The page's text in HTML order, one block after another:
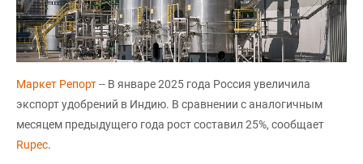
Маркет Репорт-- В январе 2025 года Россия увеличила
экспорт удобрений в Индию. В сравнении с аналогичным
месяцем предыдущего года рост составил 25%, сообщает
Rupec.